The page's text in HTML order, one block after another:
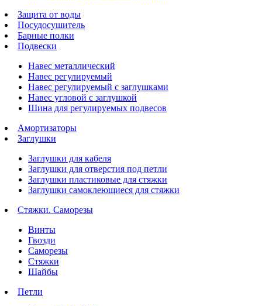
Защита от воды
Посудосушитель
Барные полки
Подвески
Навес металлический
Навес регулируемый
Навес регулируемый с заглушками
Навес угловой с заглушкой
Шина для регулируемых подвесов
Амортизаторы
Заглушки
Заглушки для кабеля
Заглушки для отверстия под петли
Заглушки пластиковые для стяжки
Заглушки самоклеющиеся для стяжки
Стяжки. Саморезы
Винты
Гвозди
Саморезы
Стяжки
Шайбы
Петли